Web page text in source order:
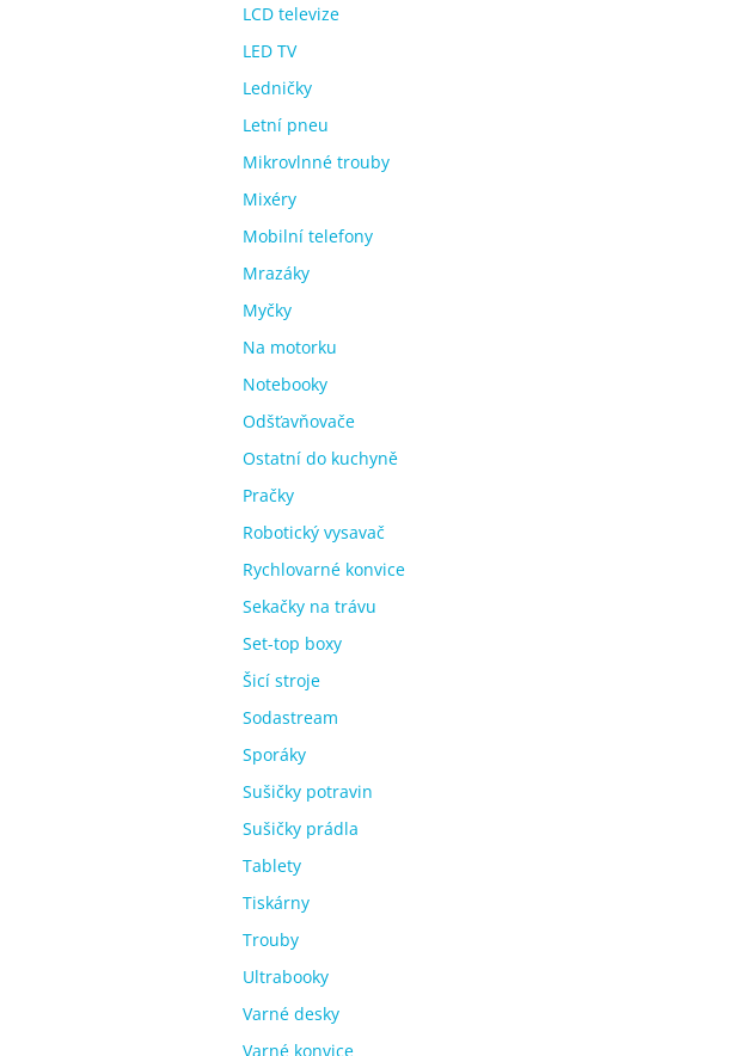
LCD televize
LED TV
Ledničky
Letní pneu
Mikrovlnné trouby
Mixéry
Mobilní telefony
Mrazáky
Myčky
Na motorku
Notebooky
Odšťavňovače
Ostatní do kuchyně
Pračky
Robotický vysavač
Rychlovarné konvice
Sekačky na trávu
Set-top boxy
Šicí stroje
Sodastream
Sporáky
Sušičky potravin
Sušičky prádla
Tablety
Tiskárny
Trouby
Ultrabooky
Varné desky
Varné konvice